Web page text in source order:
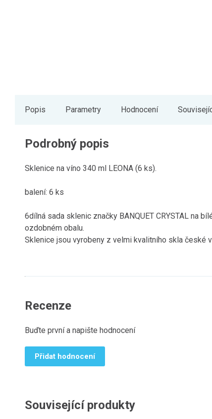
Popis Parametry Hodnocení
Podrobný popis
Sklenice na víno 340 ml LEONA (6 ks).
balení: 6 ks
6dílná sada sklenic značky BANQUET CRYSTAL na
ozdobném obalu.
Sklenice jsou vyrobeny z velmi kvalitního skla české
Recenze
Buďte první a napište hodnocení
Přidat hodnocení
Související produkty